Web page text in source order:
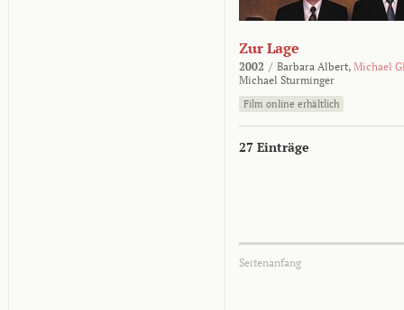
Zur Lage
2002 / Barbara Albert, Michael
Michael Sturminger
Film online erhältlich
27 Einträge
Seitenanfang